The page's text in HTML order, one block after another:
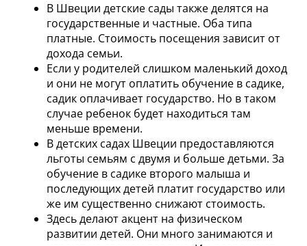
В Швеции детские сады также делятся на
государственные и частные. Оба типа
платные. Стоимость посещения зависит от
дохода семьи.
Если у родителей слишком маленький доход
и они не могут оплатить обучение в садике,
садик оплачивает государство. Но в таком
случае ребенок будет находиться там
меньше времени.
В детских садах Швеции предоставляются
льготы семьям с двумя и больше детьми. За
обучение в садике второго малыша и
последующих детей платит государство или
же им существенно снижают стоимость.
Здесь делают акцент на физическом
развитии детей. Они много занимаются и